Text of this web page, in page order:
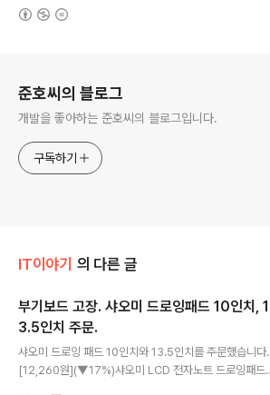
준호씨의 블로그
개발을 좋아하는 준호씨의 블로그입니다.
구독하기
IT이야기 의 다른 글
부기보드 고장. 샤오미 드로잉패드 10인치, 1
3.5인치 주문.
샤오미 드로잉 패드 10인치와 13.5인치를 주문했습니다.
[12,260원](▼17%)샤오미 LCD 전자노트 드로잉패드